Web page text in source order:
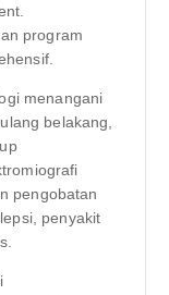
program
menangani
belakang,
pengobatan
penyakit